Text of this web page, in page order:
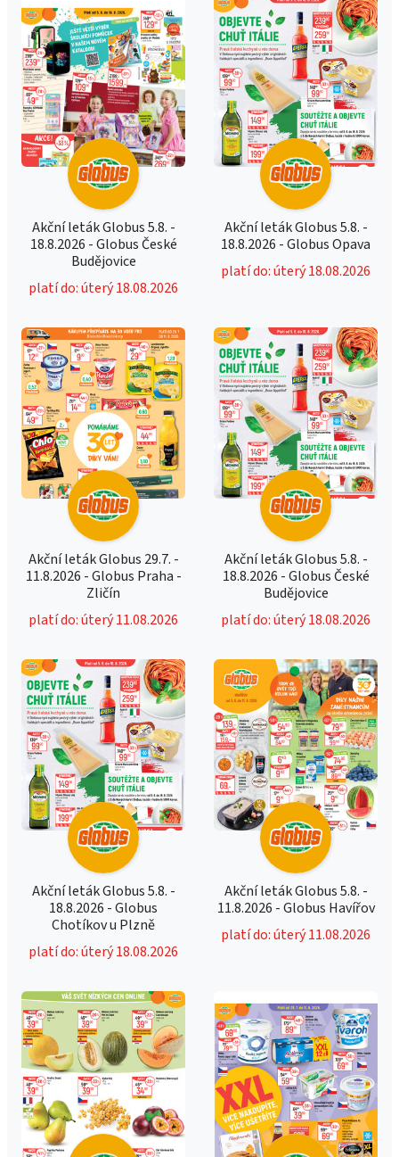
Akční leták Globus 5.8. -
18.8.2026 - Globus České
Budějovice
platí do: úterý 18.08.2026
Akční leták Globus 5.8. -
18.8.2026 - Globus Opava
platí do: úterý 18.08.2026
Akční leták Globus 29.7. -
11.8.2026 - Globus Praha -
Zličín
platí do: úterý 11.08.2026
Akční leták Globus 5.8. -
18.8.2026 - Globus České
Budějovice
platí do: úterý 18.08.2026
Akční leták Globus 5.8. -
18.8.2026 - Globus
Chotíkov u Plzně
platí do: úterý 18.08.2026
Akční leták Globus 5.8. -
11.8.2026 - Globus Havířov
platí do: úterý 11.08.2026